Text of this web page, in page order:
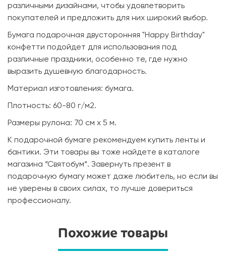
различными дизайнами, чтобы удовлетворить
покупателей и предложить для них широкий выбор.
Бумага подарочная двусторонняя "Happy Birthday"
конфетти подойдет для использования под
различные праздники, особенно те, где нужно
выразить душевную благодарность.
Материал изготовления: бумага.
Плотность: 60-80 г/м2.
Размеры рулона: 70 см х 5 м.
К подарочной бумаге рекомендуем купить ленты и
бантики. Эти товары вы тоже найдете в каталоге
магазина “Святобум“. Завернуть презент в
подарочную бумагу может даже любитель, но если вы
не уверены в своих силах, то лучше довериться
профессионалу.
Похожие товары